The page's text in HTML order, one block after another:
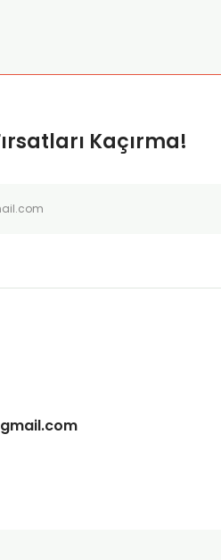
daha pahalı.Kaçırma!